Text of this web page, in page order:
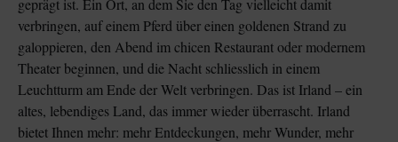
geprägt ist. Ein Ort, an dem Sie den Tag vielleicht damit
verbringen, auf einem Pferd über einen goldenen Strand zu
galoppieren, den Abend im chicen Restaurant oder modernem
Theater beginnen, und die Nacht schliesslich in einem
Leuchtturm am Ende der Welt verbringen. Das ist Irland – ein
altes, lebendiges Land, das immer wieder überrascht. Irland
bietet Ihnen mehr: mehr Entdeckungen, mehr Wunder, mehr